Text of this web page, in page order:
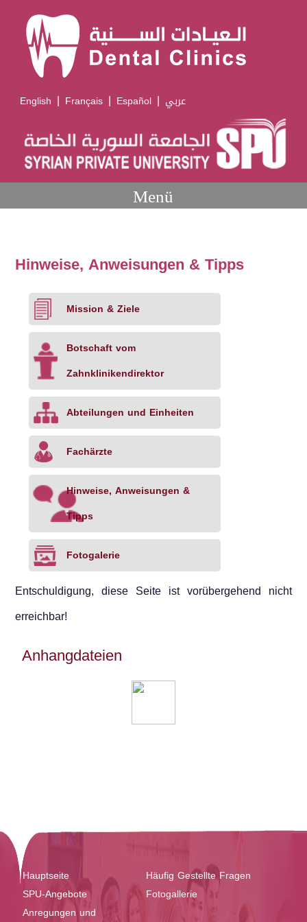
English | Français | Español | عربي
Menü
Hinweise, Anweisungen & Tipps
Mission & Ziele
Botschaft vom
Zahnklinikendirektor
Abteilungen und Einheiten
Fachärzte
Hinweise, Anweisungen &
Tipps
Fotogalerie
Entschuldigung, diese Seite ist vorübergehend nicht
erreichbar!
Anhangdateien
Hauptseite
Häufig Gestellte Fragen
SPU-Angebote
Fotogallerie
Anregungen und